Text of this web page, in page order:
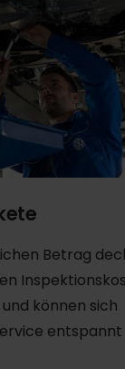
Betrag
können sich
entspannt